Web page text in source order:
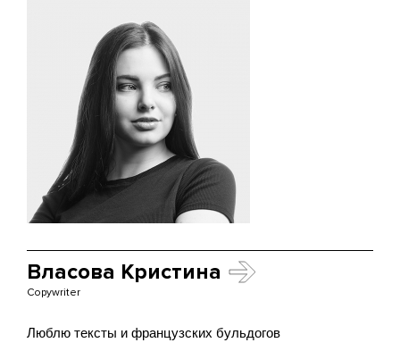
Власова Кристина
Copywriter
Люблю тексты и французских бульдогов